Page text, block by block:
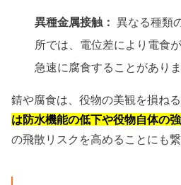
異種金属接触： 異なる種類
所では、電位差により電食
急速に腐食することがありま
錆や腐食は、役物の美観を損ね
は防水機能の低下や役物自体の
の飛散リスクを高めることにも繋